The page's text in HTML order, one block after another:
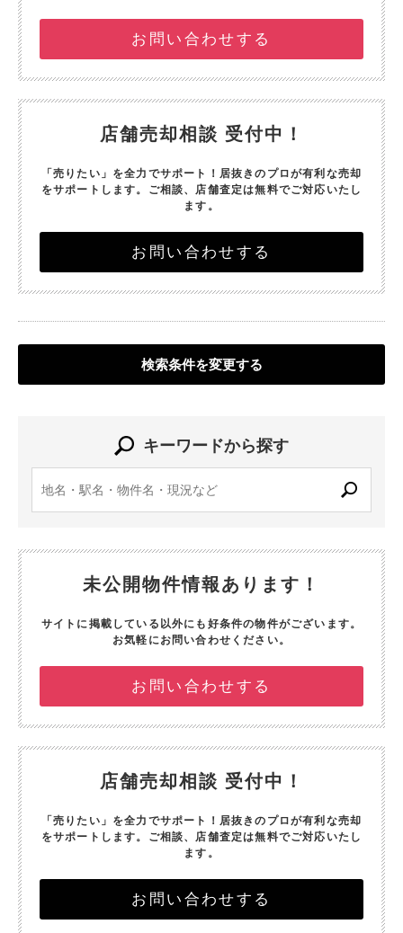
お問い合わせする
店舗売却相談 受付中！
「売りたい」を全力でサポート！ 居抜きのプロが有利な売却
をサポートします。 ご相談、店舗査定は無料でご対応いたし
ます。
お問い合わせする
検索条件を変更する
キーワードから探す
未公開物件情報あります！
サイトに掲載している以外にも好条件の物件がございます。
お気軽にお問い合わせください。
お問い合わせする
店舗売却相談 受付中！
「売りたい」を全力でサポート！ 居抜きのプロが有利な売却
をサポートします。 ご相談、店舗査定は無料でご対応いたし
ます。
お問い合わせする